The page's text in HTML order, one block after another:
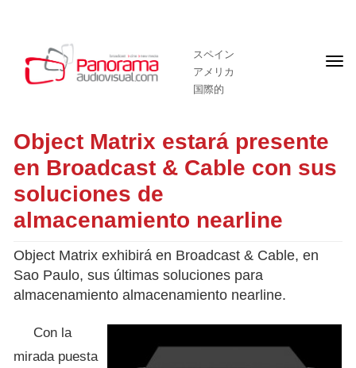
スペイン
アメリカ
国際的
フ
Object Matrix estará presente
en Broadcast & Cable con sus
soluciones de
almacenamiento nearline
Object Matrix exhibirá en Broadcast & Cable, en
Sao Paulo, sus últimas soluciones para
almacenamiento almacenamiento nearline.
Con la
mirada puesta